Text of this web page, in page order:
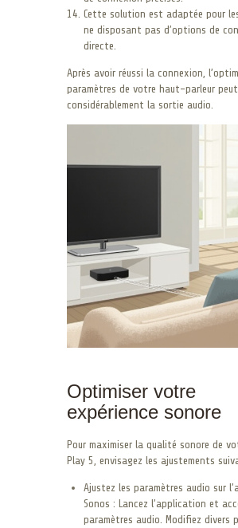
Cette solution est adaptée pour
ne disposant pas d’options de
directe.
Après avoir réussi la connexion,
paramètres de votre haut-parleur
considérablement la sortie audio.
Optimiser votre
expérience sonore
Pour maximiser la qualité sonore de
Play 5, envisagez les ajustements
Ajustez les paramètres audio sur
Sonos : Lancez l’application et
paramètres audio. Modifiez divers